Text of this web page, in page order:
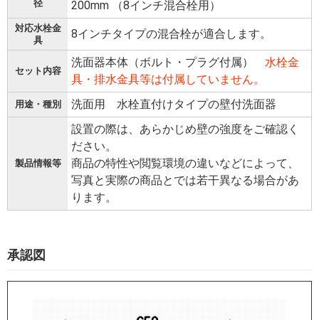
径
200mm （8インチ混合栓用）
対応水栓金
具
8インチタイプの混合栓が適合します。
セット内容
洗面器本体（ボルト・プラグ付属） 水栓金
具・排水金具等は付属していません。
用途・種別 洗面用 水栓直付けタイプの壁付洗面器
製品情報等
設置の際は、あらかじめ壁の強度をご確認く
ださい。
商品の特性や閲覧環境の違いなどによって、
写真と実際の商品とでは若干異なる場合があ
ります。
承認図